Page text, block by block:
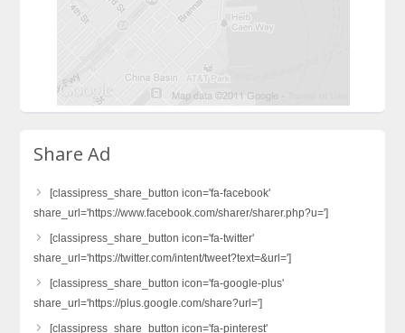
Share Ad
[classipress_share_button icon='fa-facebook'
share_url='https://www.facebook.com/sharer/sharer.php?u=']
[classipress_share_button icon='fa-twitter'
share_url='https://twitter.com/intent/tweet?text=&url=']
[classipress_share_button icon='fa-google-plus'
share_url='https://plus.google.com/share?url=']
[classipress_share_button icon='fa-pinterest'